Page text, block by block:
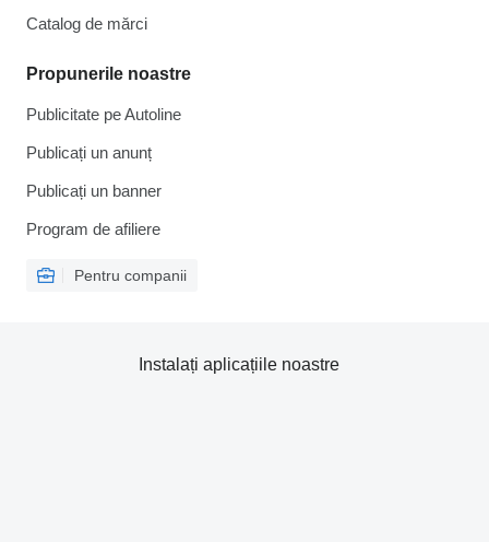
Catalog de mărcі
Propunerile noastre
Publicitate pe Autoline
Publicați un anunț
Publicați un banner
Program de afiliere
Pentru companii
Instalați aplicațiile noastre